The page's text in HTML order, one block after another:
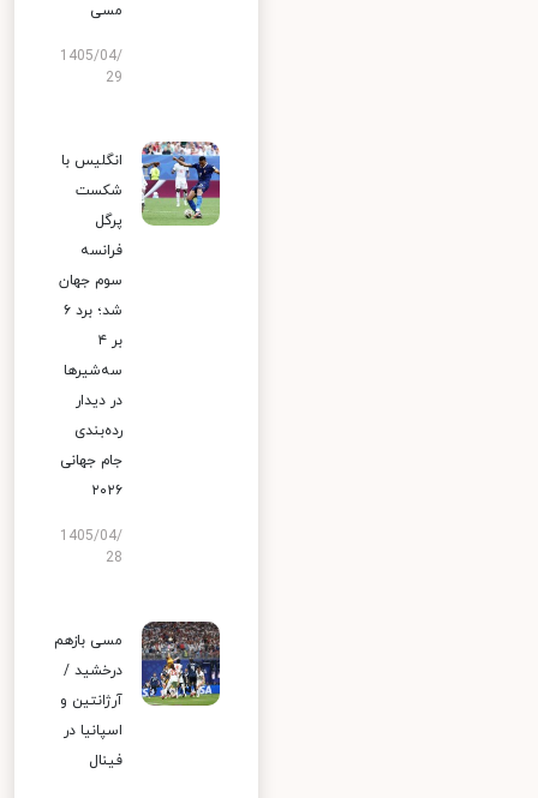
مسی
1405/04/
29
انگلیس با
شکست
پرگل
فرانسه
سوم جهان
شد؛ برد ۶
بر ۴
سه‌شیرها
در دیدار
رده‌بندی
جام جهانی
۲۰۲۶
1405/04/
28
مسی بازهم
درخشید /
آرژانتین و
اسپانیا در
فینال